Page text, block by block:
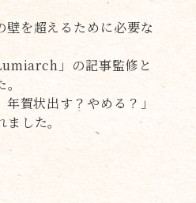
壁を超えるために必要な
」の記事監修と
賀状出す？やめる？」
した。